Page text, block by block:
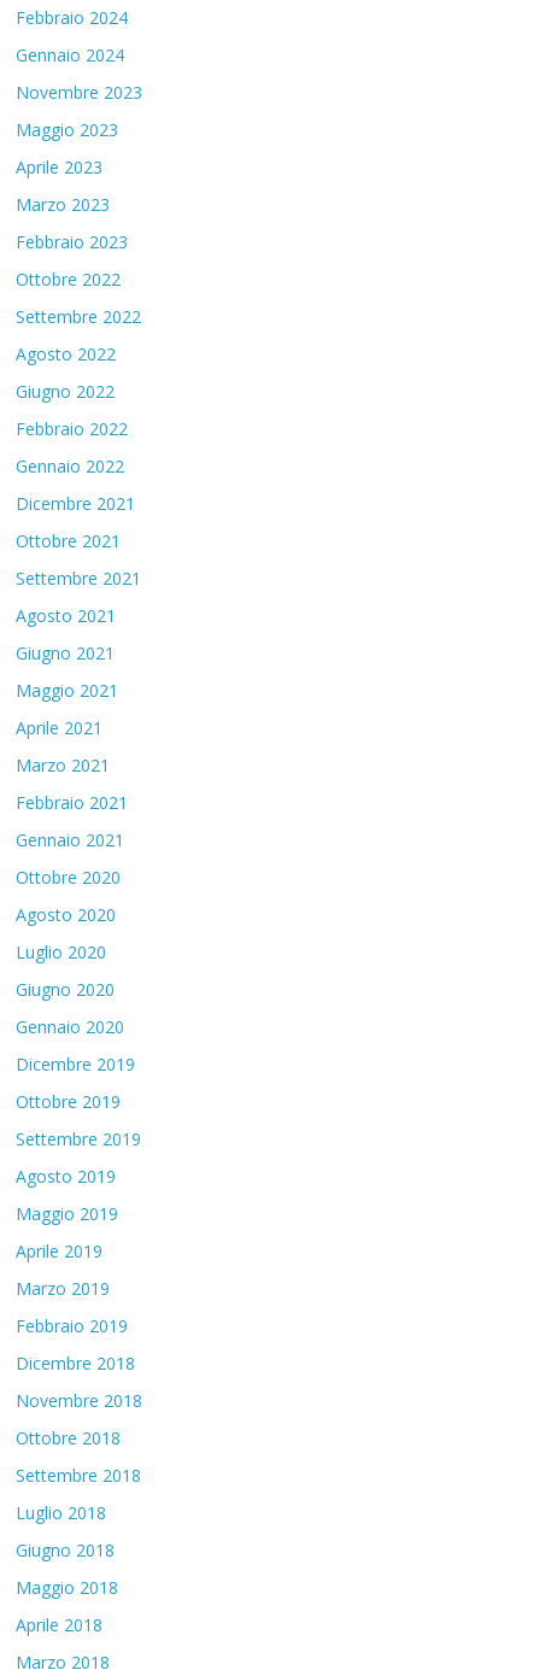
Febbraio 2024
Gennaio 2024
Novembre 2023
Maggio 2023
Aprile 2023
Marzo 2023
Febbraio 2023
Ottobre 2022
Settembre 2022
Agosto 2022
Giugno 2022
Febbraio 2022
Gennaio 2022
Dicembre 2021
Ottobre 2021
Settembre 2021
Agosto 2021
Giugno 2021
Maggio 2021
Aprile 2021
Marzo 2021
Febbraio 2021
Gennaio 2021
Ottobre 2020
Agosto 2020
Luglio 2020
Giugno 2020
Gennaio 2020
Dicembre 2019
Ottobre 2019
Settembre 2019
Agosto 2019
Maggio 2019
Aprile 2019
Marzo 2019
Febbraio 2019
Dicembre 2018
Novembre 2018
Ottobre 2018
Settembre 2018
Luglio 2018
Giugno 2018
Maggio 2018
Aprile 2018
Marzo 2018